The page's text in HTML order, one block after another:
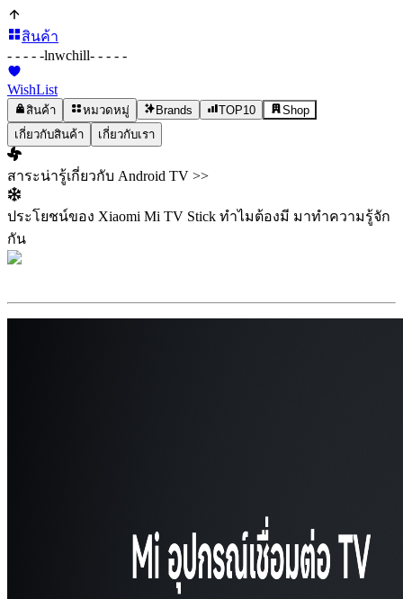
สินค้า
- - - - -lnwchill- - - - -
WishList
สินค้า หมวดหมู่ Brands TOP10
Shop
เกี่ยวกับสินค้า
เกี่ยวกับเรา
สาระน่ารู้เกี่ยวกับ Android TV >>
ประโยชน์ของ Xiaomi Mi TV Stick ทำไมต้องมี มาทำความรู้จัก
กัน